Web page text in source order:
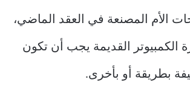
الأم المصنعة في العقد الماضي،
الكمبيوتر القديمة يجب أن تكون
بطريقة أو بأخرى.